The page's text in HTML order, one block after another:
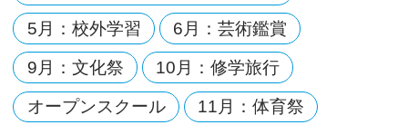
5月：校外学習 6月：芸術鑑賞
9月：文化祭 10月：修学旅行
オープンスクール 11月：体育祭